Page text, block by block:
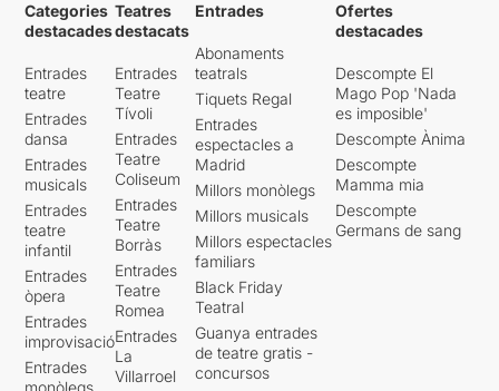
Categories
destacades
Entrades
teatre
Entrades
dansa
Entrades
musicals
Entrades
teatre
infantil
Entrades
òpera
Entrades
improvisació
Entrades
Teatres
destacats
Entrades
Teatre
Tívoli
Entrades
Teatre
Coliseum
Entrades
Teatre
Borràs
Entrades
Teatre
Romea
Entrades
La
Villarroel
Entrades
Abonaments
teatrals
Tiquets Regal
Entrades
espectacles a
Madrid
Millors monòlegs
Millors musicals
Millors espectacles
familiars
Black Friday
Teatral
Guanya entrades
de teatre gratis -
concursos
Ofertes
destacades
Descompte El
Mago Pop 'Nada
es imposible'
Descompte Ànima
Descompte
Mamma mia
Descompte
Germans de sang